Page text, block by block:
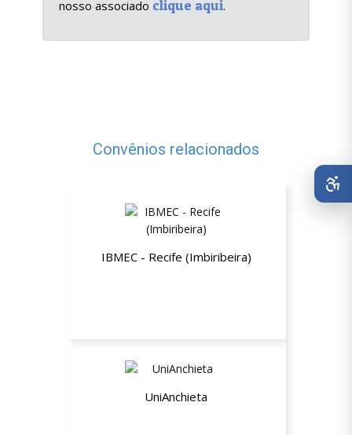
nosso associado clique aqui.
Convênios relacionados
IBMEC - Recife (Imbiribeira)
UniAnchieta